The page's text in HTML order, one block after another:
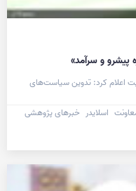
و سرآمد»
اعلام کرد: تدوین سیاست‌های
اسلایدر خبرهای پژوهشی